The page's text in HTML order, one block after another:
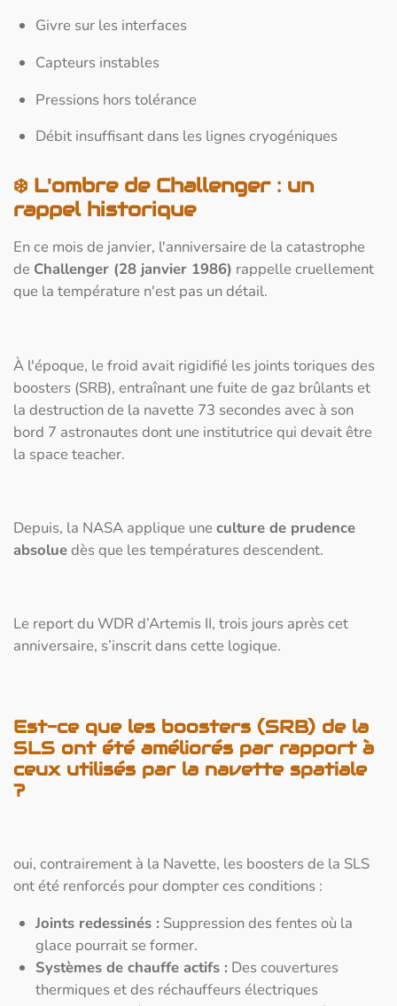
Givre sur les interfaces
Capteurs instables
Pressions hors tolérance
Débit insuffisant dans les lignes cryogéniques
❄️ L'ombre de Challenger : un
rappel historique
En ce mois de janvier, l'anniversaire de la catastrophe
de Challenger (28 janvier 1986) rappelle cruellement
que la température n'est pas un détail.
À l'époque, le froid avait rigidifié les joints toriques des
boosters (SRB), entraînant une fuite de gaz brûlants et
la destruction de la navette 73 secondes avec à son
bord 7 astronautes dont une institutrice qui devait être
la space teacher.
Depuis, la NASA applique une culture de prudence
absoluedès que les températures descendent.
Le report du WDR d’Artemis II, trois jours après cet
anniversaire, s’inscrit dans cette logique.
Est-ce que les boosters (SRB) de la
SLS ont été améliorés par rapport à
ceux utilisés par la navette spatiale
?
oui, contrairement à la Navette, les boosters de la SLS
ont été renforcés pour dompter ces conditions :
Joints redessinés : Suppression des fentes où la
glace pourrait se former.
Systèmes de chauffe actifs : Des couvertures
thermiques et des réchauffeurs électriques